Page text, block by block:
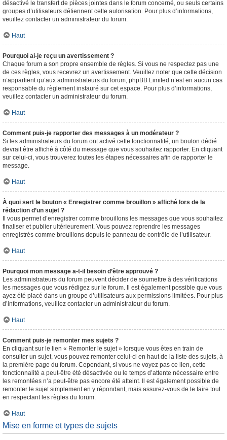
désactivé le transfert de pièces jointes dans le forum concerné, ou seuls certains
groupes d’utilisateurs détiennent cette autorisation. Pour plus d’informations,
veuillez contacter un administrateur du forum.
Haut
Pourquoi ai-je reçu un avertissement ?
Chaque forum a son propre ensemble de règles. Si vous ne respectez pas une
de ces règles, vous recevrez un avertissement. Veuillez noter que cette décision
n’appartient qu’aux administrateurs du forum, phpBB Limited n’est en aucun cas
responsable du règlement instauré sur cet espace. Pour plus d’informations,
veuillez contacter un administrateur du forum.
Haut
Comment puis-je rapporter des messages à un modérateur ?
Si les administrateurs du forum ont activé cette fonctionnalité, un bouton dédié
devrait être affiché à côté du message que vous souhaitez rapporter. En cliquant
sur celui-ci, vous trouverez toutes les étapes nécessaires afin de rapporter le
message.
Haut
À quoi sert le bouton « Enregistrer comme brouillon » affiché lors de la
rédaction d’un sujet ?
Il vous permet d’enregistrer comme brouillons les messages que vous souhaitez
finaliser et publier ultérieurement. Vous pouvez reprendre les messages
enregistrés comme brouillons depuis le panneau de contrôle de l’utilisateur.
Haut
Pourquoi mon message a-t-il besoin d’être approuvé ?
Les administrateurs du forum peuvent décider de soumettre à des vérifications
les messages que vous rédigez sur le forum. Il est également possible que vous
ayez été placé dans un groupe d’utilisateurs aux permissions limitées. Pour plus
d’informations, veuillez contacter un administrateur du forum.
Haut
Comment puis-je remonter mes sujets ?
En cliquant sur le lien « Remonter le sujet » lorsque vous êtes en train de
consulter un sujet, vous pouvez remonter celui-ci en haut de la liste des sujets, à
la première page du forum. Cependant, si vous ne voyez pas ce lien, cette
fonctionnalité a peut-être été désactivée ou le temps d’attente nécessaire entre
les remontées n’a peut-être pas encore été atteint. Il est également possible de
remonter le sujet simplement en y répondant, mais assurez-vous de le faire tout
en respectant les règles du forum.
Haut
Mise en forme et types de sujets